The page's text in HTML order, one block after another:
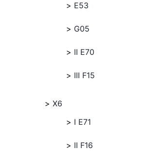
E53
G05
II E70
III F15
X6
I E71
II F16